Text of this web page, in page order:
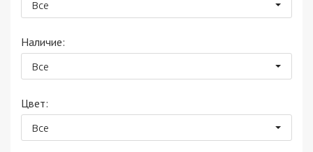
Все
Наличие:
Все
Цвет:
Все